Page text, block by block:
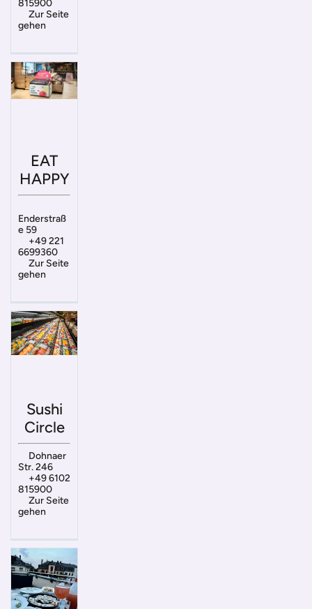
815900
Zur Seite
gehen
EAT
HAPPY
Enderstraß
e 59
+49 221
6699360
Zur Seite
gehen
Sushi
Circle
Dohnaer
Str. 246
+49 6102
815900
Zur Seite
gehen